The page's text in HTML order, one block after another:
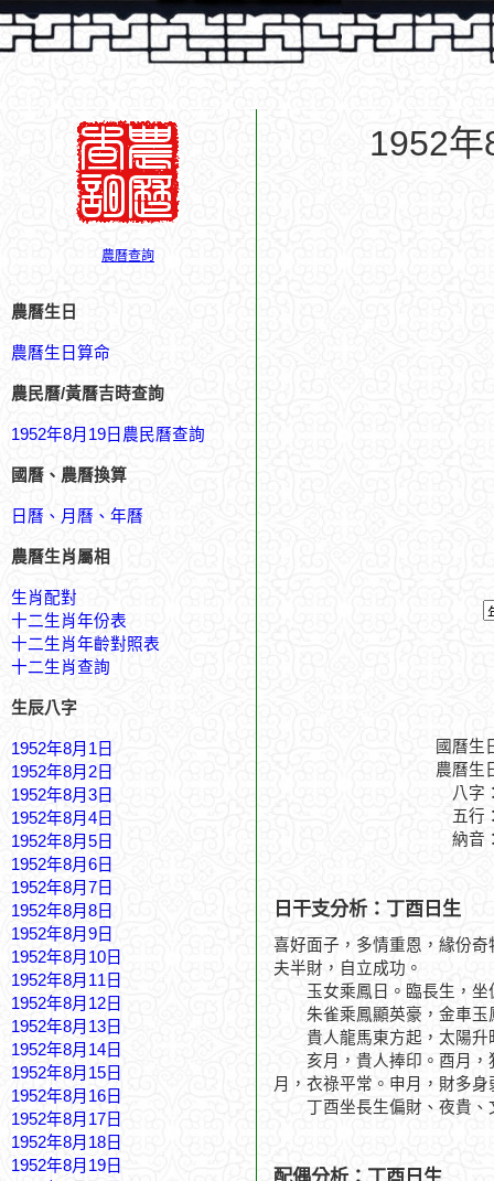
農曆查詢
農曆生日
農曆生日算命
農民曆/黃曆吉時查詢
1952年8月19日農民曆查詢
國曆、農曆換算
日曆、月曆、年曆
農曆生肖屬相
生肖配對
十二生肖年份表
十二生肖年齡對照表
十二生肖查詢
生辰八字
1952年8月1日
1952年8月2日
1952年8月3日
1952年8月4日
1952年8月5日
1952年8月6日
1952年8月7日
1952年8月8日
1952年8月9日
1952年8月10日
1952年8月11日
1952年8月12日
1952年8月13日
1952年8月14日
1952年8月15日
1952年8月16日
1952年8月17日
1952年8月18日
1952年8月19日
1952
國曆生
農曆生
八字
五行
納音
日干支分析：丁酉日生
喜好面子，多情重恩，緣份
夫半財，自立成功。
玉女乘鳳日。臨長生，坐
朱雀乘鳳顯英豪，金車玉
貴人龍馬東方起，太陽升
亥月，貴人捧印。酉月，
月，衣祿平常。申月，財多
丁酉坐長生偏財、夜貴、
配偶分析：丁酉日生